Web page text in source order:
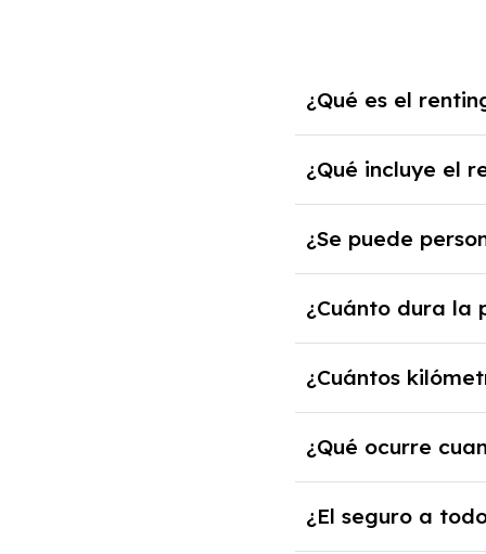
¿Qué es el
mensual fija por el
años.
¿Qué incluye el
impuestos,
¿Se puede
cuando lo pactes
¿Cuánto dura la
¿Cuántos
anuales. Si
¿Qué ocurre
comprarlo a un
¿El seguro a